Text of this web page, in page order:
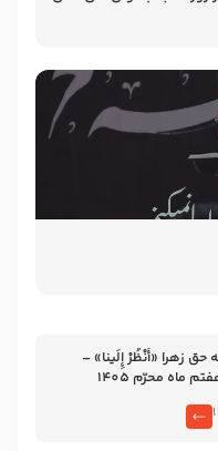
حق زهرا «أُنْظُرْ إِلَینا» –
ماه محرّم 1405